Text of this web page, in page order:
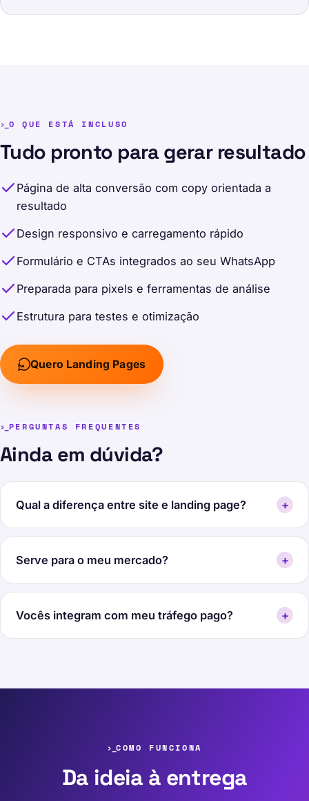
O QUE ESTÁ INCLUSO
Tudo pronto para gerar resultado
Página de alta conversão com copy orientada a
resultado
Design responsivo e carregamento rápido
Formulário e CTAs integrados ao seu WhatsApp
Preparada para pixels e ferramentas de análise
Estrutura para testes e otimização
Quero Landing Pages
PERGUNTAS FREQUENTES
Ainda em dúvida?
Qual a diferença entre site e landing page? +
Serve para o meu mercado? +
Vocês integram com meu tráfego pago? +
COMO FUNCIONA
Da ideia à entrega